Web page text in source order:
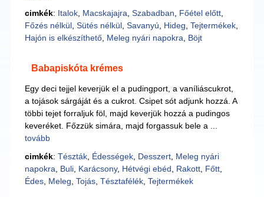
cimkék: Italok, Macskajajra Szabadban Főétel előtt,
Főzés nélkül, Sütés nélkül, Savanyú Hideg Tejtermékek,
Hajón is elkészíthető, Meleg nyári napokra Böjt
Babapiskóta krémes
Egy deci tejjel keverjük el a pudingport, a vaníliáscukrot,
a tojások sárgáját és a cukrot. Csipet sót adjunk hozzá. A
többi tejet forraljuk föl, majd keverjük hozzá a pudingos
keveréket. Főzzük simára, majd forgassuk bele a ...
tovább
cimkék: Tészták, Édességek, Desszert, Meleg nyári
napokra
Buli, Karácsony, Hétvégi ebéd Rakott, Főtt,
Édes, Meleg Tojás, Tésztafélék, Tejtermékek